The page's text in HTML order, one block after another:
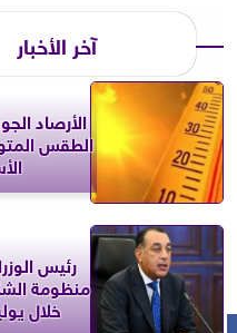
آخر الأخبار
الأرصاد
الطقس
رئيس
منظومة
خلال